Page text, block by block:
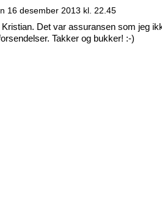
16 desember 2013 kl. 22.45
Det var assuransen som jeg
Takker og bukker! :-)